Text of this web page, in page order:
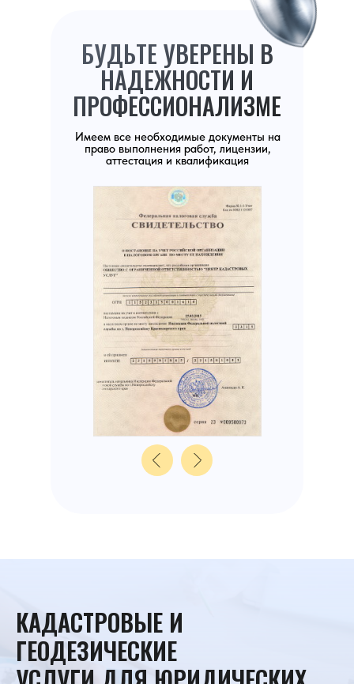
БУДЬТЕ УВЕРЕНЫ В
НАДЕЖНОСТИ И
ПРОФЕССИОНАЛИЗМЕ
Имеем все необходимые документы на
право выполнения работ, лицензии,
аттестация и квалификация
КАДАСТРОВЫЕ И
ГЕОДЕЗИЧЕСКИЕ